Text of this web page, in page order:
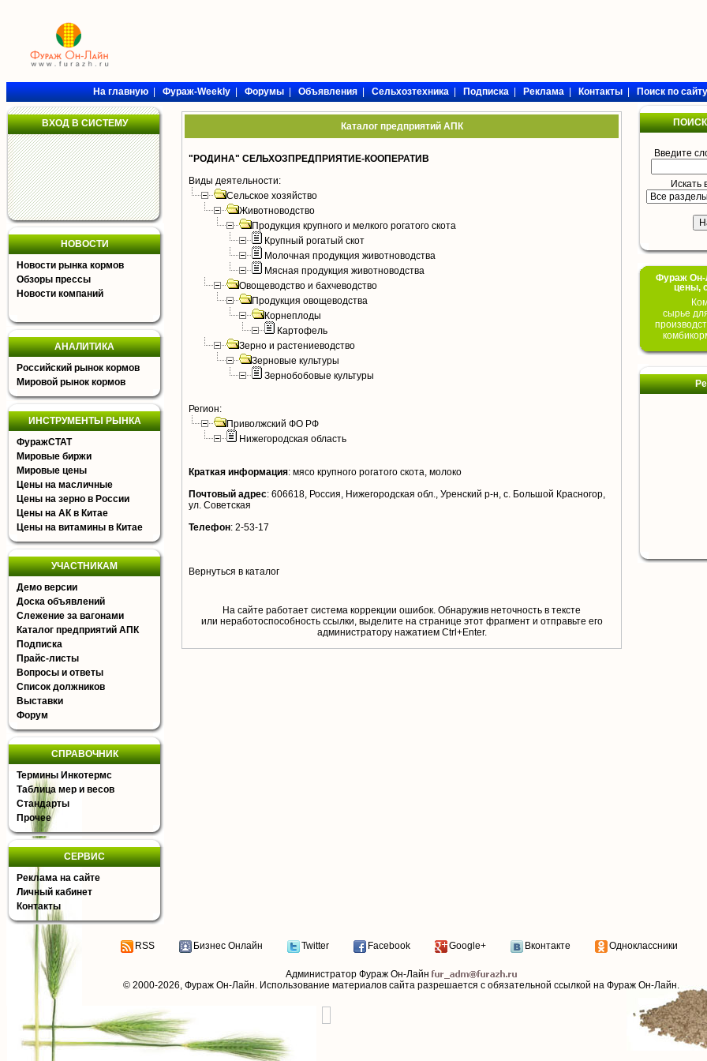
На главную|Фураж-Weekly|Форумы|Объявления|Сельхозтехника|Подписка|Реклама|Контакты|Поиск по сайту
ВХОД В СИСТЕМУ
НОВОСТИ
Новости рынка кормов
Обзоры прессы
Новости компаний
АНАЛИТИКА
Российский рынок кормов
Мировой рынок кормов
ИНСТРУМЕНТЫ РЫНКА
ФуражСТАТ
Мировые биржи
Мировые цены
Цены на масличные
Цены на зерно в России
Цены на АК в Китае
Цены на витамины в Китае
УЧАСТНИКАМ
Демо версии
Доска объявлений
Слежение за вагонами
Каталог предприятий АПК
Подписка
Прайс-листы
Вопросы и ответы
Список должников
Выставки
Форум
СПРАВОЧНИК
Термины Инкотермс
Таблица мер и весов
Стандарты
Прочее
СЕРВИС
Реклама на сайте
Личный кабинет
Контакты
Каталог предприятий АПК
"РОДИНА" СЕЛЬХОЗПРЕДПРИЯТИЕ-КООПЕРАТИВ
Виды деятельности:
Сельское хозяйство
Животноводство
Продукция крупного и мелкого рогатого скота
Крупный рогатый скот
Молочная продукция животноводства
Мясная продукция животноводства
Овощеводство и бахчеводство
Продукция овощеводства
Корнеплоды
Картофель
Зерно и растениеводство
Зерновые культуры
Зернобобовые культуры
Регион:
Приволжский ФО РФ
Нижегородская область
Краткая информация: мясо крупного рогатого скота, молоко
Почтовый адрес: 606618, Россия, Нижегородская обл., Уренский р-н, с. Большой Красногор,
ул. Советская
Телефон: 2-53-17
Вернуться в каталог
На сайте работает система коррекции ошибок. Обнаружив неточность в тексте
или неработоспособность ссылки, выделите на странице этот фрагмент и отправьте его
aдминистратору нажатием Ctrl+Enter.
Введите
Искать
Фураж Он-
цены,
сырье
RSS Бизнес Онлайн Twitter Facebook Google+ Вконтакте Одноклассники
Администратор Фураж Он-Лайн
© 2000-2026, Фураж Он-Лайн. Использование материалов сайта разрешается с обязательной ссылкой на Фураж Он-Лайн.